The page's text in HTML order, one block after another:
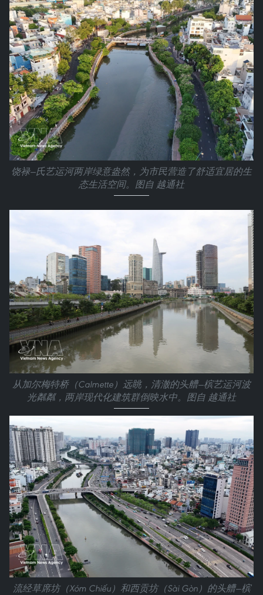
饶禄—氏艺运河两岸绿意盎然，为市民营造了舒适宜居的生
态生活空间。图自 越通社
从加尔梅特桥（Calmette）远眺，清澈的头艚—槟艺运河波
光粼粼，两岸现代化建筑群倒映水中。图自 越通社
流经草席坊（Xóm Chiếu）和西贡坊（Sài Gòn）的头艚—槟